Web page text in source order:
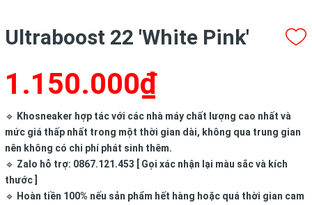
Ultraboost 22 'White Pink'
1.150.000₫
🔹 Khosneaker hợp tác với các nhà máy chất lượng cao nhất và
mức giá thấp nhất trong một thời gian dài, không qua trung gian
nên không có chi phí phát sinh thêm.
🔹 Zalo hỗ trợ: 0867.121.453 [ Gọi xác nhận lại màu sắc và kích
thước ]
🔹 Hoàn tiền 100% nếu sản phẩm hết hàng hoặc quá thời gian cam